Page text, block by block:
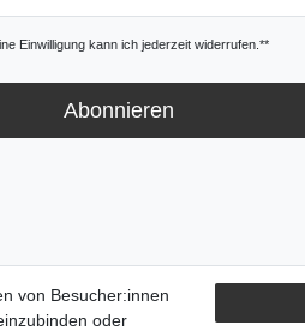
Einwilligung kann ich jederzeit widerrufen.**
Abonnieren
von Besucher:innen
oder